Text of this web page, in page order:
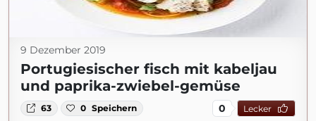
9 Dezember 2019
Portugiesischer fisch mit kabeljau
und paprika-zwiebel-gemüse
63 0 Speichern 0 Lecker